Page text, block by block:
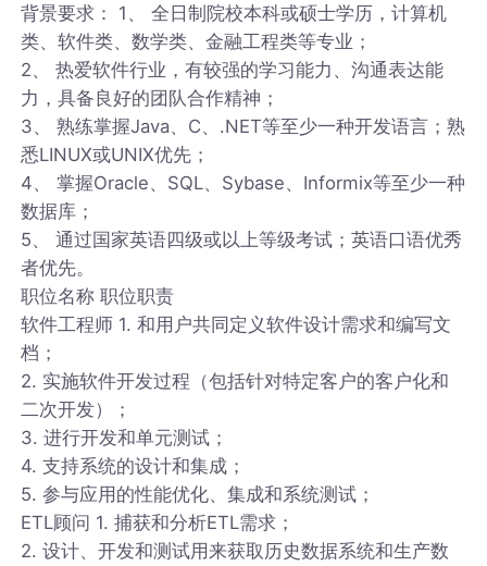
背景要求： 1、 全日制院校本科或硕士学历，计算机
类、软件类、数学类、金融工程类等专业；
2、 热爱软件行业，有较强的学习能力、沟通表达能
力，具备良好的团队合作精神；
3、 熟练掌握Java、C、.NET等至少一种开发语言；熟
悉LINUX或UNIX优先；
4、 掌握Oracle、SQL、Sybase、Informix等至少一种
数据库；
5、 通过国家英语四级或以上等级考试；英语口语优秀
者优先。
职位名称 职位职责
软件工程师 1. 和用户共同定义软件设计需求和编写文
档；
2. 实施软件开发过程（包括针对特定客户的客户化和
二次开发）；
3. 进行开发和单元测试；
4. 支持系统的设计和集成；
5. 参与应用的性能优化、集成和系统测试；
ETL顾问 1. 捕获和分析ETL需求；
2. 设计、开发和测试用来获取历史数据系统和生产数